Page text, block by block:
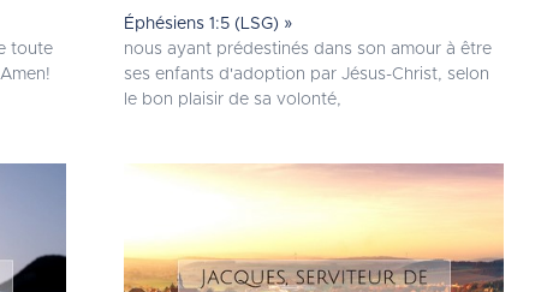
toute
Éphésiens 1:5 (LSG) »
nous ayant prédestinés dans son amour à être
ses enfants d'adoption par Jésus-Christ, selon
le bon plaisir de sa volonté,